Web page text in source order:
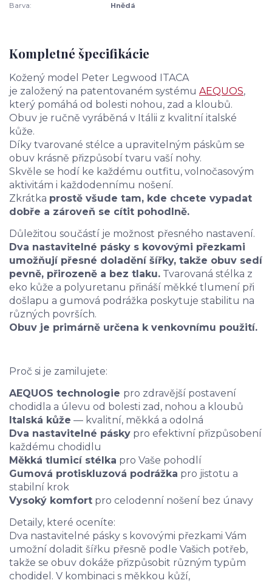
Barva:
Hnědá
Kompletné špecifikácie
Kožený model Peter Legwood ITACA
je založený na patentovaném systému AEQUOS,
který pomáhá od bolesti nohou, zad a kloubů.
Obuv je ručně vyráběná v Itálii z kvalitní italské
kůže.
Díky tvarované stélce a upravitelným páskům se
obuv krásně přizpůsobí tvaru vaší nohy.
Skvěle se hodí ke každému outfitu, volnočasovým
aktivitám i každodennímu nošení.
Zkrátka prostě všude tam, kde chcete vypadat
dobře a zároveň se cítit pohodlně.
Důležitou součástí je možnost přesného nastavení.
Dva nastavitelné pásky s kovovými přezkami
umožňují přesné doladění šířky, takže obuv sedí
pevně, přirozeně a bez tlaku. Tvarovaná stélka z
eko kůže a polyuretanu přináší měkké tlumení při
došlapu a gumová podrážka poskytuje stabilitu na
různých površích.
Obuv je primárně určena k venkovnímu použití.
Proč si je zamilujete:
AEQUOS technologie pro zdravější postavení
chodidla a úlevu od bolesti zad, nohou a kloubů
Italská kůže — kvalitní, měkká a odolná
Dva nastavitelné pásky pro efektivní přizpůsobení
každému chodidlu
Měkká tlumicí stélka pro Vaše pohodlí
Gumová protiskluzová podrážka pro jistotu a
stabilní krok
Vysoký komfort pro celodenní nošení bez únavy
Detaily, které oceníte:
Dva nastavitelné pásky s kovovými přezkami Vám
umožní doladit šířku přesně podle Vašich potřeb,
takže se obuv dokáže přizpůsobit různým typům
chodidel. V kombinaci s měkkou kůží,